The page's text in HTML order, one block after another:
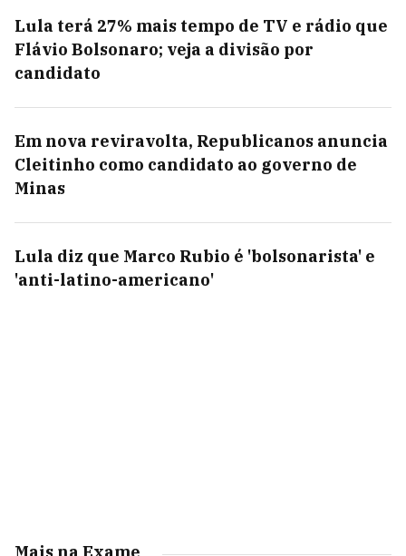
Lula terá 27% mais tempo de TV e rádio que
Flávio Bolsonaro; veja a divisão por
candidato
Em nova reviravolta, Republicanos anuncia
Cleitinho como candidato ao governo de
Minas
Lula diz que Marco Rubio é 'bolsonarista' e
'anti-latino-americano'